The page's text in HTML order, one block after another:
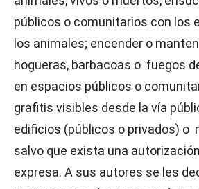
públicos o comunitarios con los
los animales; encender o
hogueras, barbacoas o fuegos
en espacios públicos o
grafitis visibles desde la vía
edificios (públicos o privados) o
salvo que exista una
expresa. A sus autores se les